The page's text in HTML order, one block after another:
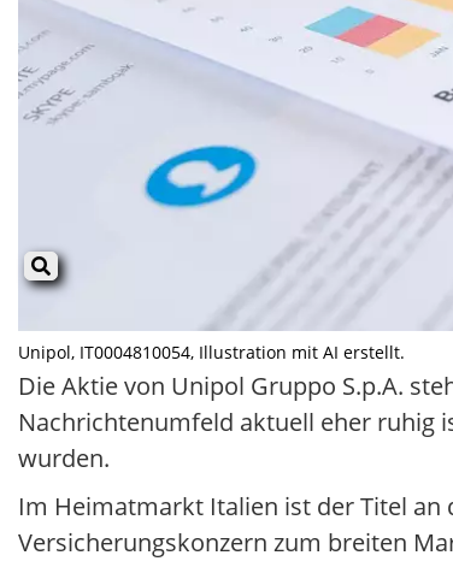
Unipol, IT0004810054, Illustration mit AI erstellt.
Die Aktie von Unipol Gruppo S.p.A.
Nachrichtenumfeld aktuell eher ruhig
wurden.
Im Heimatmarkt Italien ist der Titel an
Versicherungskonzern zum breiten